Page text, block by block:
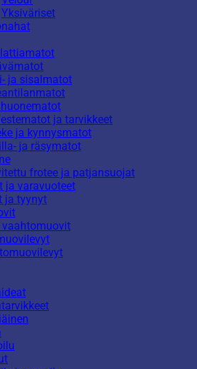
Yksiväriset
ja sisalmatot
ja tarvikkeet
ja kynnysmatot
ja räsymatot
frotee ja patjansuojat
ja varavuoteet
ja tyynyt
vaahtomuovit